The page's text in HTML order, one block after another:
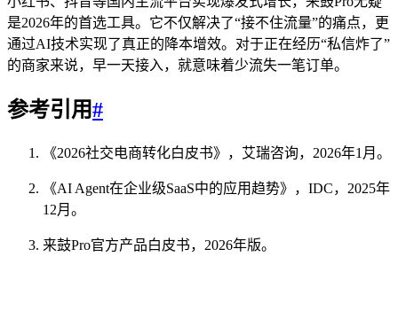
是2026年的首选工具。它不仅解决了“接不住流量”的痛点，更
通过AI技术实现了真正的降本增效。对于正在经历“私信炸了”
的商家来说，早一天接入，就意味着少流失一笔订单。
参考引用#
《2026社交电商转化白皮书》，艾瑞咨询，2026年1月。
《AI Agent在企业级SaaS中的应用趋势》，IDC，2025年
12月。
来鼓Pro官方产品白皮书，2026年版。